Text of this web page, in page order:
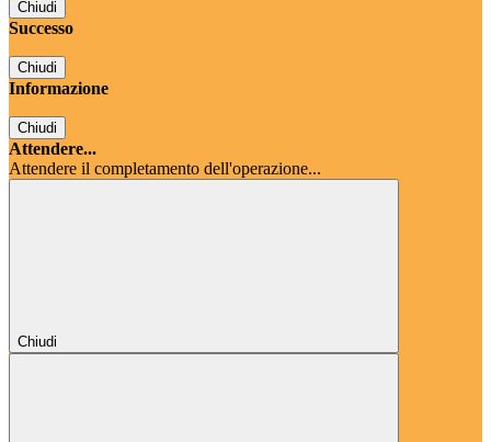
Chiudi
Successo
Chiudi
Informazione
Chiudi
Attendere...
Attendere il completamento dell'operazione...
Chiudi